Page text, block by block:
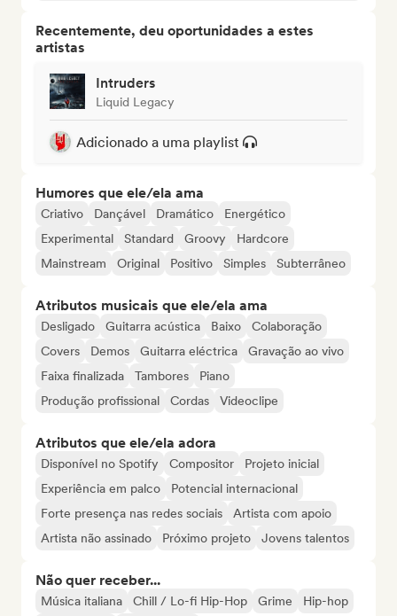
Recentemente, deu oportunidades a estes
artistas
Intruders
Liquid Legacy
Adicionado a uma playlist
Humores que ele/ela ama
Criativo Dançável Dramático
Energético
Experimental
Standard Groovy
Hardcore
Mainstream
Original Positivo Simples Subterrâneo
Atributos musicais que ele/ela ama
Desligado Guitarra acústica Baixo
Colaboração
Covers
Demos Guitarra eléctrica
Gravação ao vivo
Faixa finalizada
Tambores
Piano
Produção profissional
Cordas Videoclipe
Atributos que ele/ela adora
Disponível no Spotify Compositor
Projeto inicial
Experiência em palco
Potencial internacional
Forte presença nas redes sociais
Artista com apoio
Artista não assinado
Próximo projeto Jovens talentos
Não quer receber...
Música italiana Chill / Lo-fi Hip-Hop Grime Hip-hop